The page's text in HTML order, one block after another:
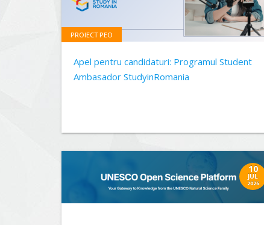
PROIECT PEO
Apel pentru candidaturi: Programul Student
Ambasador StudyinRomania
10
JUL
2026